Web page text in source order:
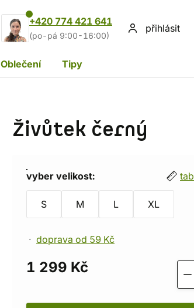
+420 774 421 641
(po-pá 9:00-16:00)
přihlásit
Oblečení Tipy
Živůtek černý
vyber velikost:
S M L XL
doprava od 59 Kč
1 299 Kč